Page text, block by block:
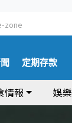
zone
定期存款
情報 娛樂